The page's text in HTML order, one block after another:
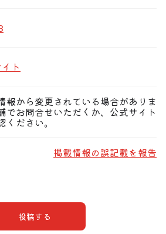
ト
報から変更されている場合がありま
でお問合せいただくか、公式サイト
ださい。
掲載情報の誤記載を報告
投稿する